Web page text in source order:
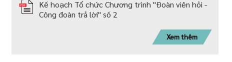
Kế hoạch Tổ chức Chương trình "Đoàn viên hỏi -
Công đoàn trả lời" số 2
Xem thêm